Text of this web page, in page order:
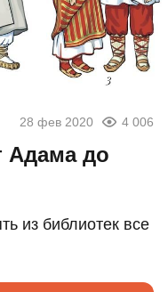
28 фев 2020 4 006
Адама до
из библиотек все